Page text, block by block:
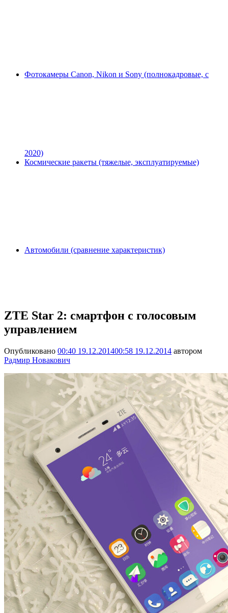
Фотокамеры Canon, Nikon и Sony (полнокадровые, с
2020)
Космические ракеты (тяжелые, эксплуатируемые)
Автомобили (сравнение характеристик)
ZTE Star 2: смартфон с голосовым
управлением
Опубликовано 00:40 19.12.201400:58 19.12.2014 автором
Радмир Новакович